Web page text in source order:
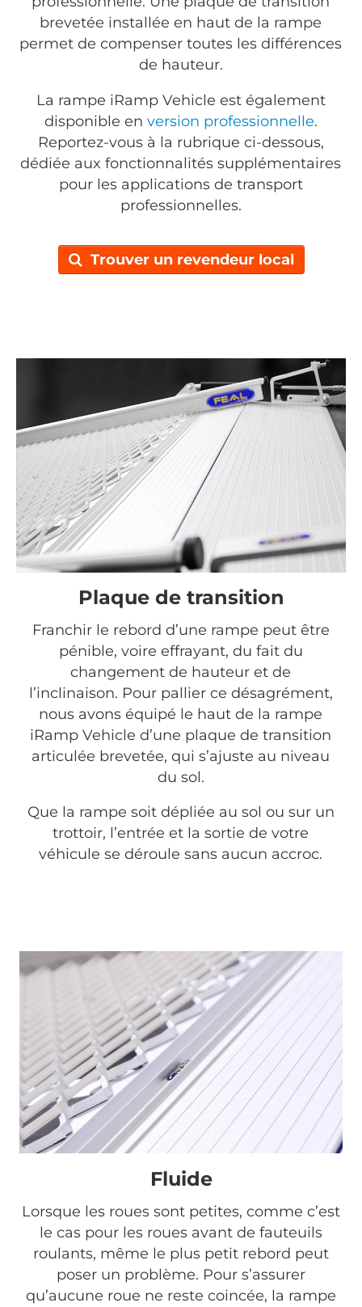
brevetée installée en haut de la rampe
permet de compenser toutes les différences
de hauteur.
La rampe iRamp Vehicle est également
disponible en version professionnelle.
Reportez-vous à la rubrique ci-dessous,
dédiée aux fonctionnalités supplémentaires
pour les applications de transport
professionnelles.
Trouver un revendeur local
Plaque de transition
Franchir le rebord d’une rampe peut être
pénible, voire effrayant, du fait du
changement de hauteur et de
l’inclinaison. Pour pallier ce désagrément,
nous avons équipé le haut de la rampe
iRamp Vehicle d’une plaque de transition
articulée brevetée, qui s’ajuste au niveau
du sol.
Que la rampe soit dépliée au sol ou sur un
trottoir, l’entrée et la sortie de votre
véhicule se déroule sans aucun accroc.
Fluide
Lorsque les roues sont petites, comme c’est
le cas pour les roues avant de fauteuils
roulants, même le plus petit rebord peut
poser un problème. Pour s’assurer
qu’aucune roue ne reste coincée, la rampe